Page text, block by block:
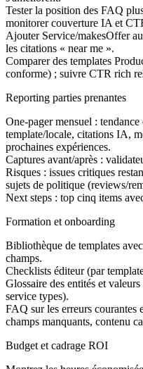
Tester la position des FAQ
monitorer couverture IA et
Ajouter Service/makesOffer
les citations « near me ».
Comparer des templates
conforme) ; suivre CTR rich
Reporting parties prenantes
One-pager mensuel :
template/locale, citations IA,
prochaines expériences.
Captures avant/après :
Risques : issues critiques
sujets de politique (reviews/
Next steps : top cinq items
Formation et onboarding
Bibliothèque de templates
champs.
Checklists éditeur (par
Glossaire des entités et
service types).
FAQ sur les erreurs courantes
champs manquants, contenu
Budget et cadrage ROI